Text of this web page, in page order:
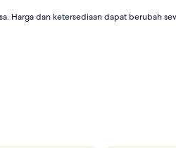
Harga dan ketersediaan dapat berubah